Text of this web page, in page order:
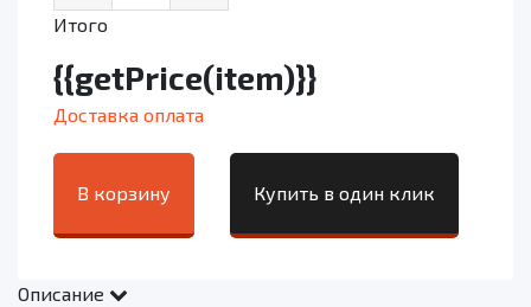
Итого
{{getPrice(item)}}
Доставка оплата
В корзину Купить в один клик
Описание